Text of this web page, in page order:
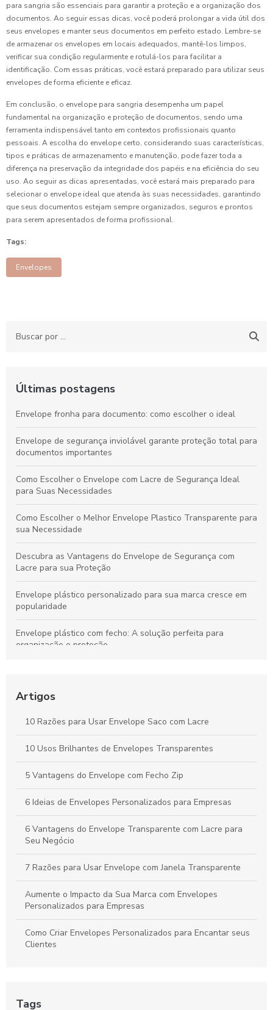
para sangria são essenciais para garantir a proteção e a organização dos
documentos. Ao seguir essas dicas, você poderá prolongar a vida útil dos
seus envelopes e manter seus documentos em perfeito estado. Lembre-se
de armazenar os envelopes em locais adequados, mantê-los limpos,
verificar sua condição regularmente e rotulá-los para facilitar a
identificação. Com essas práticas, você estará preparado para utilizar seus
envelopes de forma eficiente e eficaz.
Em conclusão, o envelope para sangria desempenha um papel
fundamental na organização e proteção de documentos, sendo uma
ferramenta indispensável tanto em contextos profissionais quanto
pessoais. A escolha do envelope certo, considerando suas características,
tipos e práticas de armazenamento e manutenção, pode fazer toda a
diferença na preservação da integridade dos papéis e na eficiência do seu
uso. Ao seguir as dicas apresentadas, você estará mais preparado para
selecionar o envelope ideal que atenda às suas necessidades, garantindo
que seus documentos estejam sempre organizados, seguros e prontos
para serem apresentados de forma profissional.
Tags:
Envelopes
Últimas postagens
Envelope fronha para documento: como escolher o ideal
Envelope de segurança inviolável garante proteção total para
documentos importantes
Como Escolher o Envelope com Lacre de Segurança Ideal
para Suas Necessidades
Como Escolher o Melhor Envelope Plastico Transparente para
sua Necessidade
Descubra as Vantagens do Envelope de Segurança com
Lacre para sua Proteção
Envelope plástico personalizado para sua marca cresce em
popularidade
Envelope plástico com fecho: A solução perfeita para
organização e proteção
necessidades.
Envelope com fecho zip: A solução prática para
armazenamento seguro
Como escolher o melhor Envelope flexível com lacre de
segurança
Artigos
10 Razões para Usar Envelope Saco com Lacre
10 Usos Brilhantes de Envelopes Transparentes
5 Vantagens do Envelope com Fecho Zip
6 Ideias de Envelopes Personalizados para Empresas
6 Vantagens do Envelope Transparente com Lacre para
Seu Negócio
7 Razões para Usar Envelope com Janela Transparente
Aumente o Impacto da Sua Marca com Envelopes
Personalizados para Empresas
Como Criar Envelopes Personalizados para Encantar seus
Clientes
Tags